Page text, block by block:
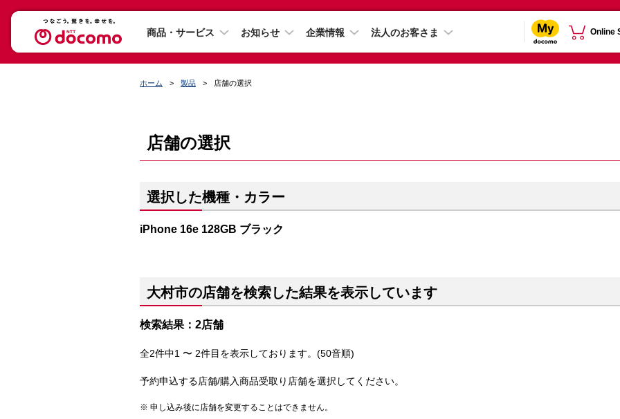
商品・サービス お知らせ 企業情報 法人のお客さま Online
ホーム 製品 店舗の選択
店舗の選択
選択した機種・カラー
iPhone 16e 128GB ブラック
大村市の店舗を検索した結果を表示しています
検索結果：2店舗
全2件中1 〜 2件目を表示しております。(50音順)
予約申込する店舗/購入商品受取り店舗を選択してください。
申し込み後に店舗を変更することはできません。